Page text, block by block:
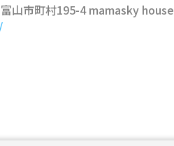
山市町村195-4 mamasky house